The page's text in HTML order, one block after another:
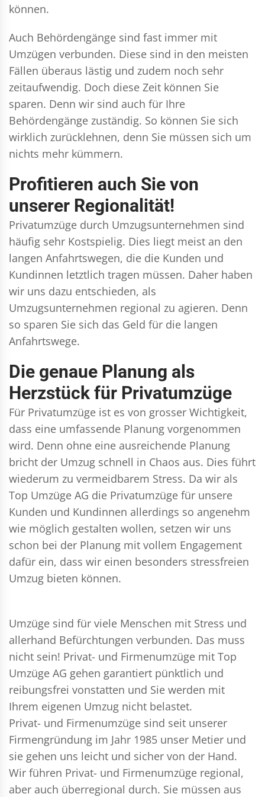
können.
Auch Behördengänge sind fast immer mit
Umzügen verbunden. Diese sind in den meisten
Fällen überaus lästig und zudem noch sehr
zeitaufwendig. Doch diese Zeit können Sie
sparen. Denn wir sind auch für Ihre
Behördengänge zuständig. So können Sie sich
wirklich zurücklehnen, denn Sie müssen sich um
nichts mehr kümmern.
Profitieren auch Sie von
unserer Regionalität!
Privatumzüge durch Umzugsunternehmen sind
häufig sehr Kostspielig. Dies liegt meist an den
langen Anfahrtswegen, die die Kunden und
Kundinnen letztlich tragen müssen. Daher haben
wir uns dazu entschieden, als
Umzugsunternehmen regional zu agieren. Denn
so sparen Sie sich das Geld für die langen
Anfahrtswege.
Die genaue Planung als
Herzstück für Privatumzüge
Für Privatumzüge ist es von grosser Wichtigkeit,
dass eine umfassende Planung vorgenommen
wird. Denn ohne eine ausreichende Planung
bricht der Umzug schnell in Chaos aus. Dies führt
wiederum zu vermeidbarem Stress. Da wir als
Top Umzüge AG die Privatumzüge für unsere
Kunden und Kundinnen allerdings so angenehm
wie möglich gestalten wollen, setzen wir uns
schon bei der Planung mit vollem Engagement
dafür ein, dass wir einen besonders stressfreien
Umzug bieten können.
Umzüge sind für viele Menschen mit Stress und
allerhand Befürchtungen verbunden. Das muss
nicht sein! Privat- und Firmenumzüge mit Top
Umzüge AG gehen garantiert pünktlich und
reibungsfrei vonstatten und Sie werden mit
Ihrem eigenen Umzug nicht belastet.
Privat- und Firmenumzüge sind seit unserer
Firmengründung im Jahr 1985 unser Metier und
sie gehen uns leicht und sicher von der Hand.
Wir führen Privat- und Firmenumzüge regional,
aber auch überregional durch. Sie müssen aus